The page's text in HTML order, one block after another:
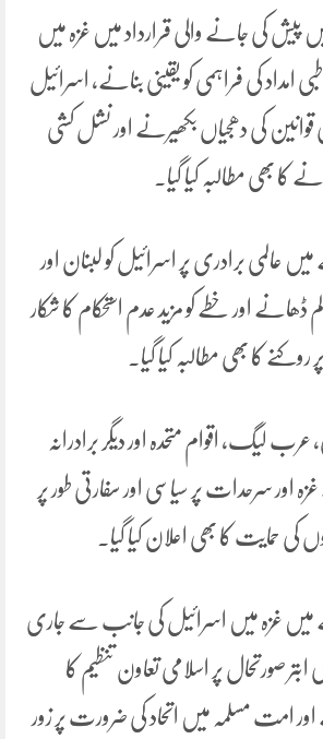
میں پیش کی جانے والی قرارداد میں غزہ میں
امداد کی فراہمی کو یقینی بنانے، اسرائیل
قوانین کی دھجیاں بکھیرنے اور نشل کشی
کا بھی مطالبہ کیا گیا۔
عالمی برادری پر اسرائیل کو لبنان اور
ڈھانے اور خطے کو مزید عدم استحکام کا شکار
کا بھی مطالبہ کیا گیا۔
عرب لیگ، اقوام متحدہ اور دیگر برادرانہ
سرحدات پر سیاسی اور سفارتی طور پر
کی حمایت کا بھی اعلان کیا گیا۔
میں غزہ میں اسرائیل کی جانب سے جاری
صورتحال پر اسلامی تعاون تنظیم کا
امت مسلمہ میں اتحاد کی ضرورت پر زور